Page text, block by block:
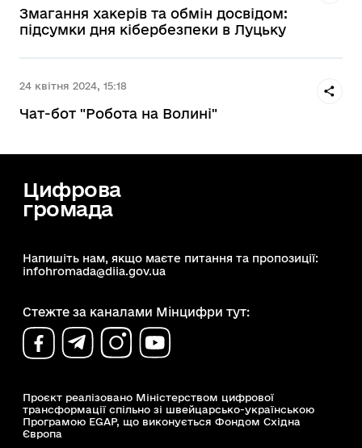
Змагання хакерів та обмін досвідом:
підсумки дня кібербезпеки в Луцьку
Чат-бот "Робота на Волині"
24 квітня 2024, 15:18
Цифрова
громада
Напишіть нам, якщо маєте питання та пропозиції:
infohromada@diia.gov.ua
Стежте за каналами Мінцифри тут:
Проєкт реалізовано Міністерством цифрової
трансформації спільно зі швейцарсько-українською
Програмою EGAP, що виконується Фондом Східна
Європа